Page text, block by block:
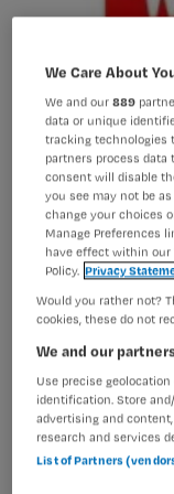
De
achter de
We Care About
We and our889
data or unique
tracking technologies
partners process data
consent will disable
you see may not be
change your choices
Manage Preferences
have effect within our
Policy. Privacy
Would you rather not?
cookies, these do not
We and our
Use precise
identification. Store
advertising and
research and services
List of Partners